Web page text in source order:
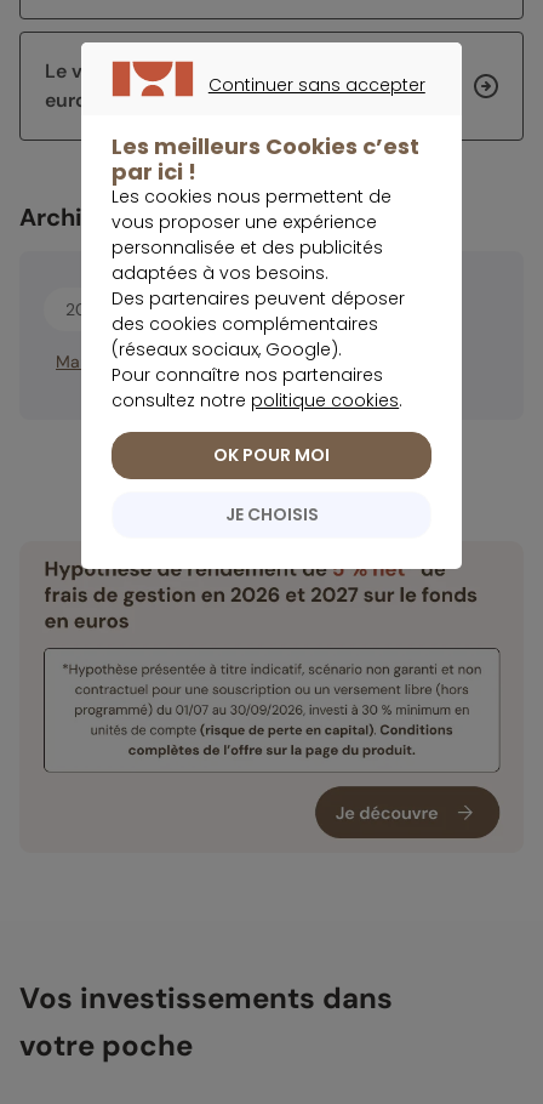
Le vrai potentiel d’un capital de 10 000
euros investis sur l’assurance vie sur 10 ans
Archives
2026 2025 2024 2023
Mars Avril
Vos investissements dans
votre poche
Continuer sans accepter
Les meilleurs Cookies c’est
par ici !
Les cookies nous permettent de
vous proposer une expérience
personnalisée et des publicités
adaptées à vos besoins.
Des partenaires peuvent déposer
des cookies complémentaires
(réseaux sociaux, Google).
Pour connaître nos partenaires
consultez notre politique cookies.
JE CHOISIS
OK POUR MOI